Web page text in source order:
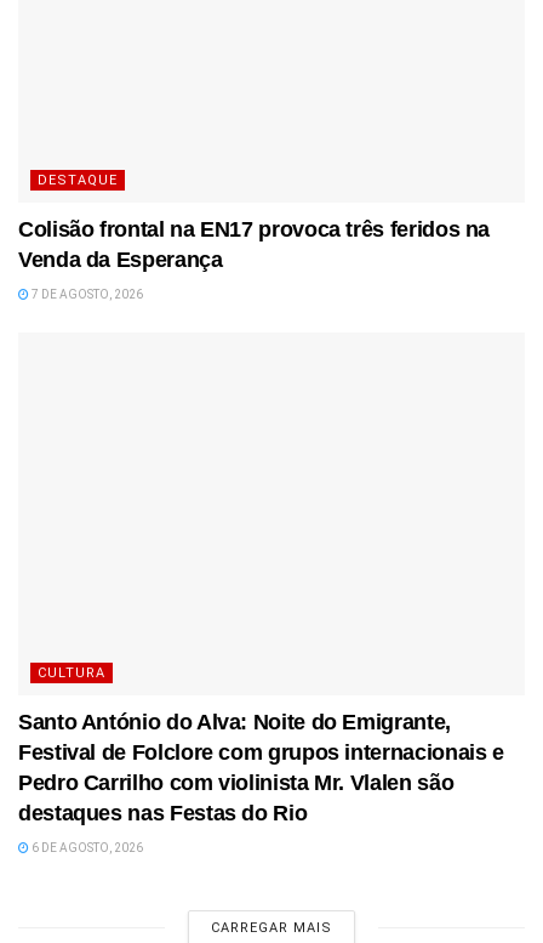
DESTAQUE
Colisão frontal na EN17 provoca três feridos na
Venda da Esperança
7 DE AGOSTO, 2026
CULTURA
Santo António do Alva: Noite do Emigrante,
Festival de Folclore com grupos internacionais e
Pedro Carrilho com violinista Mr. Vlalen são
destaques nas Festas do Rio
6 DE AGOSTO, 2026
CARREGAR MAIS